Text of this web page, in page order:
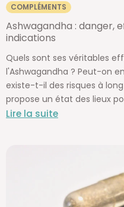
COMPLÉMENTS
Ashwagandha : danger,
indications
Quels sont ses véritables
l'Ashwagandha ? Peut-on
existe-t-il des risques à
propose un état des lieux
Lire la suite